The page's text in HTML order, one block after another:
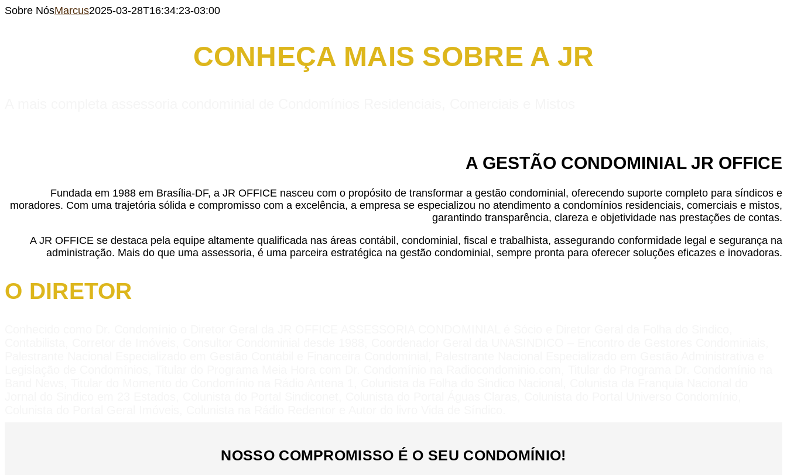
Sobre NósMarcus2025-03-28T16:34:23-03:00
CONHEÇA MAIS SOBRE A JR
A GESTÃO CONDOMINIAL JR OFFICE
Fundada em 1988 em Brasília-DF, a JR OFFICE nasceu com o propósito de transformar a gestão condominial, oferecendo suporte completo para síndicos e
moradores. Com uma trajetória sólida e compromisso com a excelência, a empresa se especializou no atendimento a condomínios residenciais, comerciais e mistos,
garantindo transparência, clareza e objetividade nas prestações de contas.
A JR OFFICE se destaca pela equipe altamente qualificada nas áreas contábil, condominial, fiscal e trabalhista, assegurando conformidade legal e segurança na
administração. Mais do que uma assessoria, é uma parceira estratégica na gestão condominial, sempre pronta para oferecer soluções eficazes e inovadoras.
O DIRETOR
NOSSO COMPROMISSO É O SEU CONDOMÍNIO!